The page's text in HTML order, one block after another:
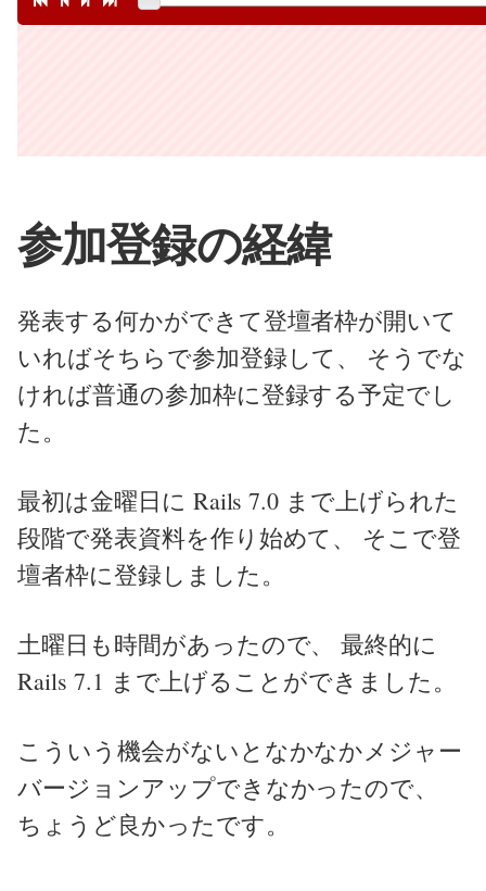
参加登録の経緯
発表する何かができて登壇者枠が開いて
いればそちらで参加登録して、 そうでな
ければ普通の参加枠に登録する予定でし
た。
最初は金曜日に Rails 7.0 まで上げられた
段階で発表資料を作り始めて、 そこで登
壇者枠に登録しました。
土曜日も時間があったので、 最終的に
Rails 7.1 まで上げることができました。
こういう機会がないとなかなかメジャー
バージョンアップできなかったので、
ちょうど良かったです。